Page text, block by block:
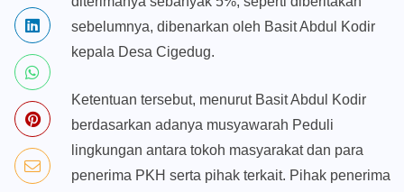
sebelumnya, dibenarkan oleh Basit Abdul Kodir
kepala Desa Cigedug.
Ketentuan tersebut, menurut Basit Abdul Kodir
berdasarkan adanya musyawarah Peduli
lingkungan antara tokoh masyarakat dan para
penerima PKH serta pihak terkait. Pihak penerima